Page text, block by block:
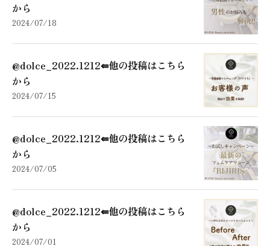
から
2024/07/18
@dolce_2022.1212⇚他の投稿はこちら
から
2024/07/15
@dolce_2022.1212⇚他の投稿はこちら
から
2024/07/05
@dolce_2022.1212⇚他の投稿はこちら
から
2024/07/01